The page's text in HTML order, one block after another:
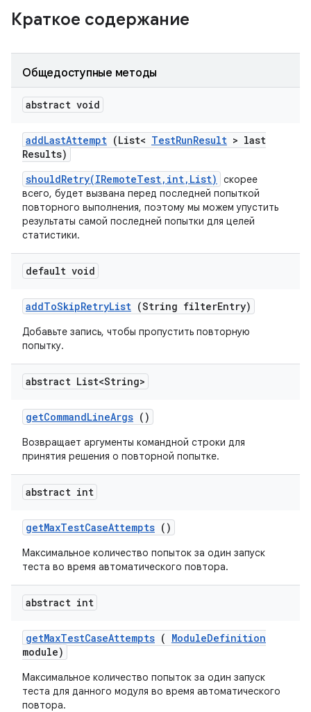
Краткое содержание
Общедоступные методы
abstract void
addLastAttempt (List< TestRunResult > last
Results)
shouldRetry(IRemoteTest,int,List)
скорее
всего, будет вызвана перед последней попыткой
повторного выполнения, поэтому мы можем упустить
результаты самой последней попытки для целей
статистики.
default void
addToSkipRetryList (String filterEntry)
Добавьте запись, чтобы пропустить повторную
попытку.
abstract List<String>
getCommandLineArgs ()
Возвращает аргументы командной строки для
принятия решения о повторной попытке.
abstract int
getMaxTestCaseAttempts ()
Максимальное количество попыток за один запуск
теста во время автоматического повтора.
abstract int
getMaxTestCaseAttempts ( ModuleDefinition
module)
Максимальное количество попыток за один запуск
теста для данного модуля во время автоматического
повтора.